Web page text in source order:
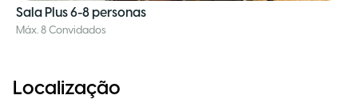
Sala Plus 6-8 personas
Máx. 8 Convidados
Localização